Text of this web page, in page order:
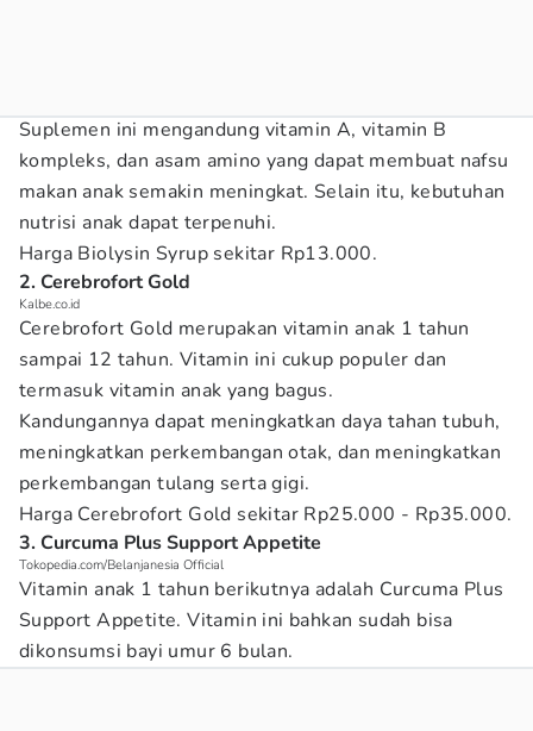
Suplemen ini mengandung vitamin A, vitamin B
kompleks, dan asam amino yang dapat membuat nafsu
makan anak semakin meningkat. Selain itu, kebutuhan
nutrisi anak dapat terpenuhi.
Harga Biolysin Syrup sekitar Rp13.000.
2. Cerebrofort Gold
Kalbe.co.id
Cerebrofort Gold merupakan vitamin anak 1 tahun
sampai 12 tahun. Vitamin ini cukup populer dan
termasuk vitamin anak yang bagus.
Kandungannya dapat meningkatkan daya tahan tubuh,
meningkatkan perkembangan otak, dan meningkatkan
perkembangan tulang serta gigi.
Harga Cerebrofort Gold sekitar Rp25.000 - Rp35.000.
3. Curcuma Plus Support Appetite
Tokopedia.com/Belanjanesia Official
Vitamin anak 1 tahun berikutnya adalah Curcuma Plus
Support Appetite. Vitamin ini bahkan sudah bisa
dikonsumsi bayi umur 6 bulan.